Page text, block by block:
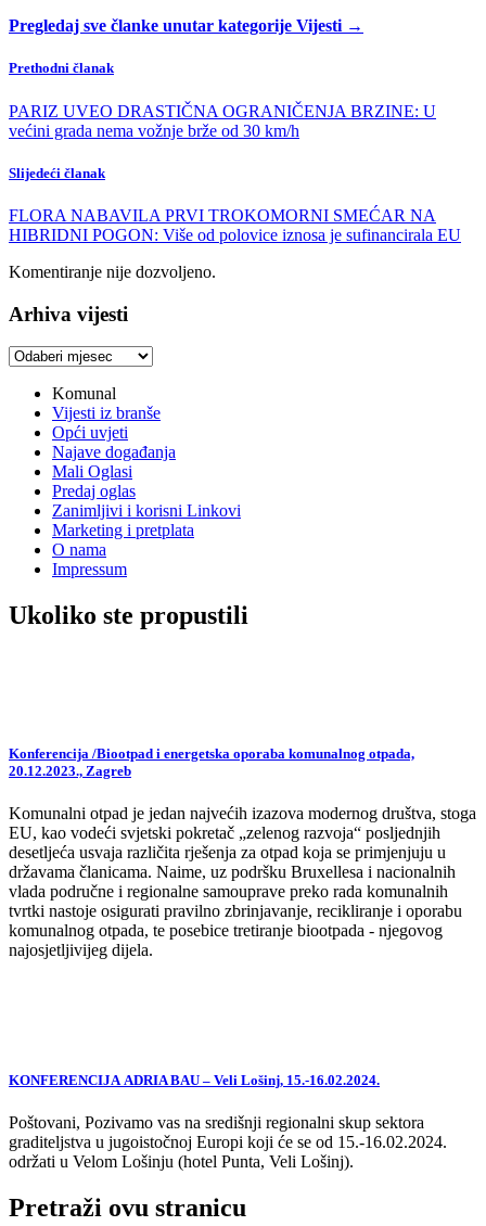
Pregledaj sve članke unutar kategorije Vijesti →
Prethodni članak
PARIZ UVEO DRASTIČNA OGRANIČENJA BRZINE: U
većini grada nema vožnje brže od 30 km/h
Slijedeći članak
FLORA NABAVILA PRVI TROKOMORNI SMEĆAR NA
HIBRIDNI POGON: Više od polovice iznosa je sufinancirala EU
Komentiranje nije dozvoljeno.
Arhiva vijesti
Arhiva
Komunal
Vijesti iz branše
Opći uvjeti
Najave događanja
Mali Oglasi
Predaj oglas
Zanimljivi i korisni Linkovi
Marketing i pretplata
O nama
Impressum
Ukoliko ste propustili
Konferencija /Biootpad i energetska oporaba komunalnog otpada,
20.12.2023., Zagreb
Komunalni otpad je jedan najvećih izazova modernog društva, stoga
EU, kao vodeći svjetski pokretač „zelenog razvoja“ posljednjih
desetljeća usvaja različita rješenja za otpad koja se primjenjuju u
državama članicama. Naime, uz podršku Bruxellesa i nacionalnih
vlada područne i regionalne samouprave preko rada komunalnih
tvrtki nastoje osigurati pravilno zbrinjavanje, recikliranje i oporabu
komunalnog otpada, te posebice tretiranje biootpada - njegovog
najosjetljivijeg dijela.
KONFERENCIJA ADRIA BAU – Veli Lošinj, 15.-16.02.2024.
Poštovani, Pozivamo vas na središnji regionalni skup sektora
graditeljstva u jugoistočnoj Europi koji će se od 15.-16.02.2024.
održati u Velom Lošinju (hotel Punta, Veli Lošinj).
Pretraži ovu stranicu